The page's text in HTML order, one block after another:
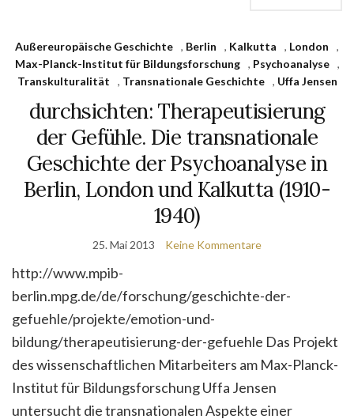
Außereuropäische Geschichte , Berlin , Kalkutta , London
,
Max-Planck-Institut für Bildungsforschung
, Psychoanalyse
,
Transkulturalität
, Transnationale Geschichte , Uffa Jensen
durchsichten: Therapeutisierung
der Gefühle. Die transnationale
Geschichte der Psychoanalyse in
Berlin, London und Kalkutta (1910-
1940)
25. Mai 2013 Keine Kommentare
http://www.mpib-
berlin.mpg.de/de/forschung/geschichte-der-
gefuehle/projekte/emotion-und-
bildung/therapeutisierung-der-gefuehle Das Projekt
des wissenschaftlichen Mitarbeiters am Max-Planck-
Institut für Bildungsforschung Uffa Jensen
untersucht die transnationalen Aspekte einer